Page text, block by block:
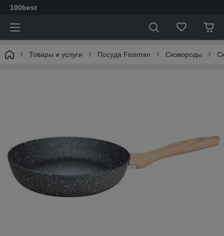
100best
Товары и услуги Посуда Fissman Сковороды